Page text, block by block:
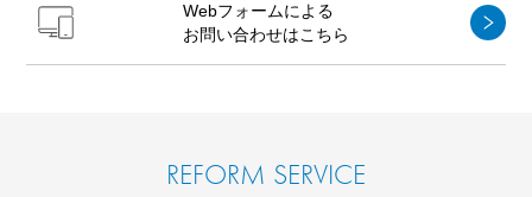
Webフォームによる
お問い合わせはこちら
REFORM SERVICE